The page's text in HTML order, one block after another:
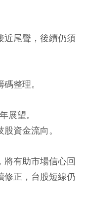
近尾聲，後續仍須
整理。
展望。
資金流向。
將有助市場信心回
修正，台股短線仍